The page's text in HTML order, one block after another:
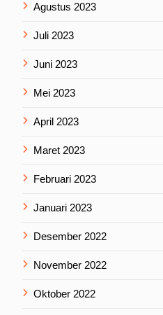
Agustus 2023
Juli 2023
Juni 2023
Mei 2023
April 2023
Maret 2023
Februari 2023
Januari 2023
Desember 2022
November 2022
Oktober 2022